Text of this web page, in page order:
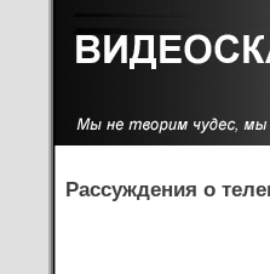
Рассуждения о